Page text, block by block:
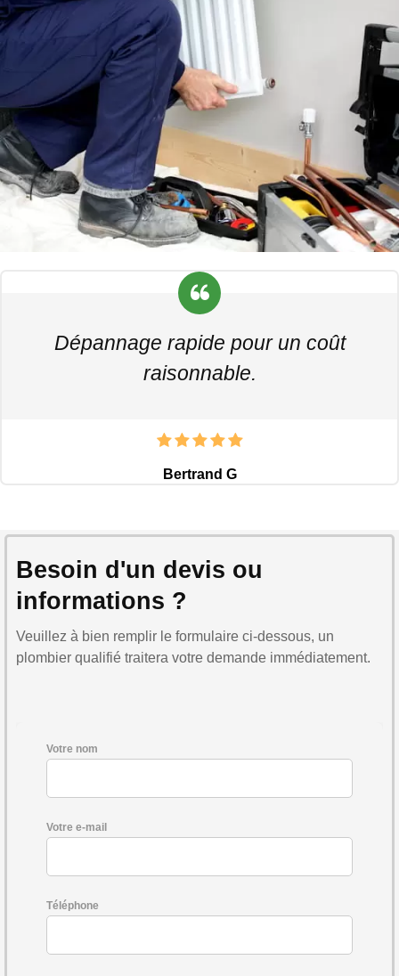
Dépannage rapide pour un coût
raisonnable.
Bertrand G
Besoin d'un devis ou
informations ?
Veuillez à bien remplir le formulaire ci-dessous, un
plombier qualifié traitera votre demande immédiatement.
Votre nom
Votre e-mail
Téléphone